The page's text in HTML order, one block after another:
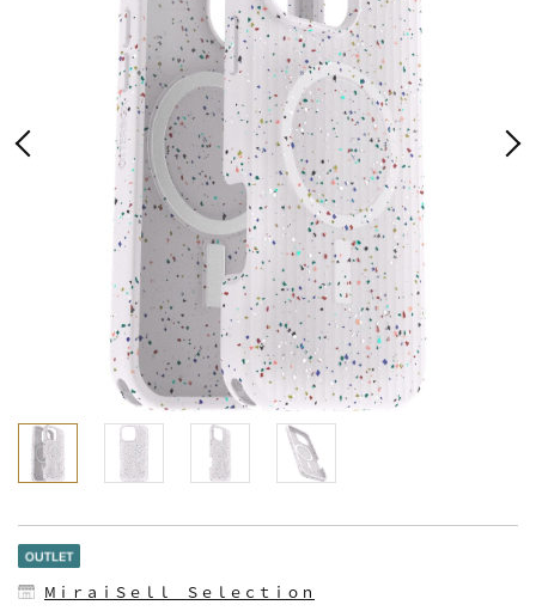
MⅰｒａｉＳｅｌｌ Ｓｅｌｅｃｔｉｏｎ